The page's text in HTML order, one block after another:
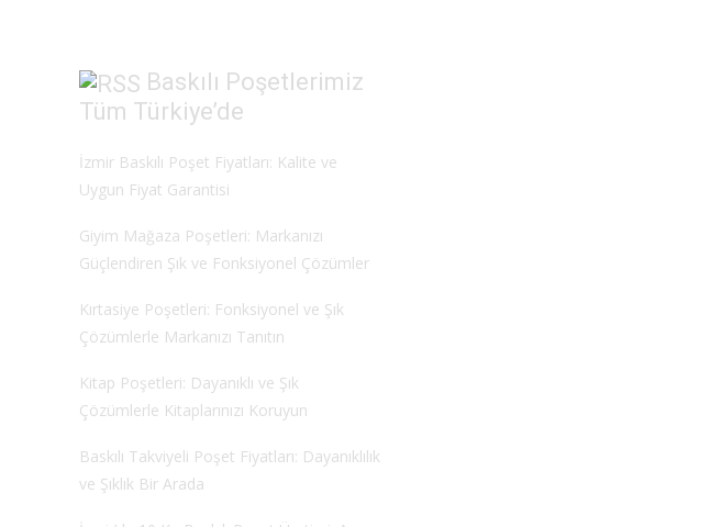
Baskılı Poşetlerimiz
Tüm Türkiye’de
İzmir Baskılı Poşet Fiyatları: Kalite ve
Uygun Fiyat Garantisi
Giyim Mağaza Poşetleri: Markanızı
Güçlendiren Şık ve Fonksiyonel Çözümler
Kırtasiye Poşetleri: Fonksiyonel ve Şık
Çözümlerle Markanızı Tanıtın
Kitap Poşetleri: Dayanıklı ve Şık
Çözümlerle Kitaplarınızı Koruyun
Baskılı Takviyeli Poşet Fiyatları: Dayanıklılık
ve Şıklık Bir Arada